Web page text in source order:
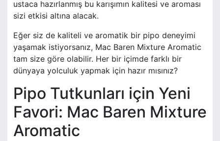
ustaca hazırlanmış bu karışımın kalitesi ve aroması
sizi etkisi altına alacak.
Eğer siz de kaliteli ve aromatik bir pipo deneyimi
yaşamak istiyorsanız, Mac Baren Mixture Aromatic
tam size göre olabilir. Her bir içimde farklı bir
dünyaya yolculuk yapmak için hazır mısınız?
Pipo Tutkunları için Yeni
Favori: Mac Baren Mixture
Aromatic